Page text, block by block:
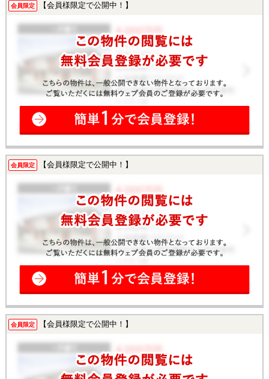
会員限定 【会員様限定で公開中！】
会員限定 【会員様限定で公開中！】
会員限定 【会員様限定で公開中！】